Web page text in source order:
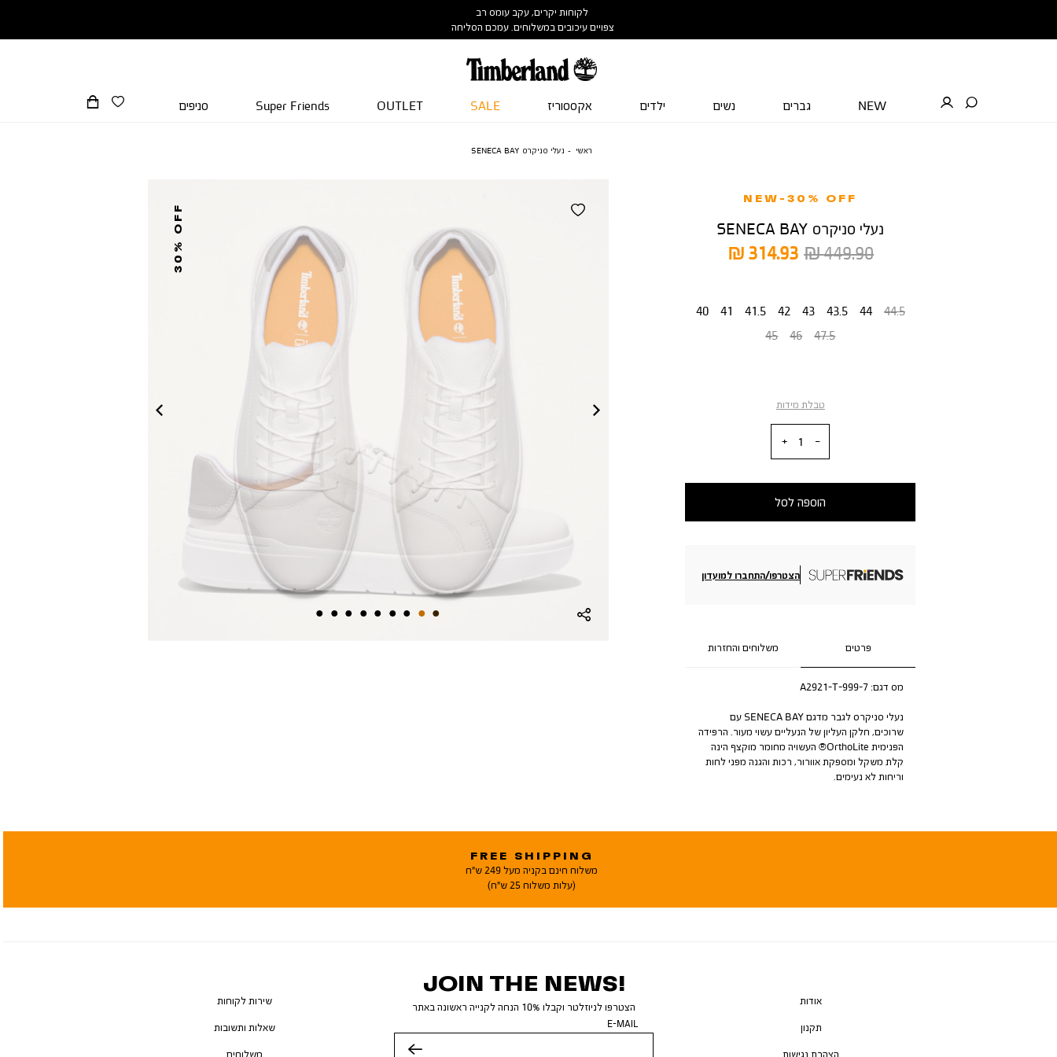
לקוחות יקרים, עקב עומס רב
צפויים עיכובים במשלוחים. עמכם הסליחה
NEW גברים נשים ילדים אקססוריז SALE
OUTLET
Super Friends סניפים
ראשי נעלי סניקרס SENECA BAY
30% OFF
NEW-30% OFF
נעלי סניקרס SENECA BAY
מחיר
314.93 ₪
מחיר
449.90 ₪
40 41 41.5 42 43 43.5 44
44.5
45
46 47.5
טבלת מידות
הוספה לסל
הצטרפו/התחברו למועדון
פרטים משלוחים והחזרות
מס דגם:A2921-T-999-7
נעלי סניקרס לגבר מדגם SENECA BAY עם
שרוכים, חלקן העליון של הנעליים עשוי מעור. הרפידה
הפנימית OrthoLite® העשויה מחומר מוקצף הינה
קלת משקל ומספקת אוורור, רכות והגנה מפני לחות
וריחות לא נעימים.
FREE SHIPPING
משלוח חינם בקניה מעל 249 ש"ח
(עלות משלוח 25 ש"ח)
JOIN THE NEWS!
הצטרפו לניוזלטר וקבלו 10% הנחה לקנייה ראשונה באתר
E-MAIL
אודות
תקנון
הצהרת נגישות
שירות לקוחות
שאלות ותשובות
משלוחים